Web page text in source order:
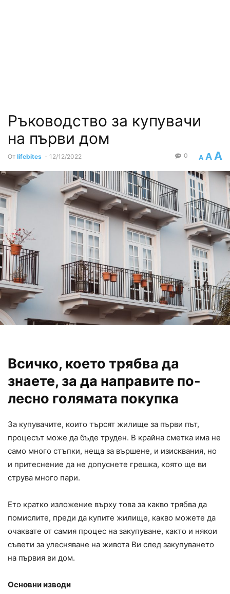
Ръководство за купувачи
на първи дом
От lifebites - 12/12/2022 A A A
0
Всичко, което трябва да
знаете, за да направите по-
лесно голямата покупка
За купувачите, които търсят жилище за първи път,
процесът може да бъде труден. В крайна сметка има не
само много стъпки, неща за вършене, и изисквания, но
и притеснение да не допуснете грешка, която ще ви
струва много пари.
Ето кратко изложение върху това за какво трябва да
помислите, преди да купите жилище, какво можете да
очаквате от самия процес на закупуване, както и някои
съвети за улесняване на живота Ви след закупуването
на първия ви дом.
Основни изводи